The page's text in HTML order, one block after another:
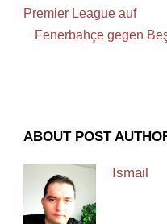
Premier League auf
Fenerbahçe gegen
ABOUT POST
Ismail